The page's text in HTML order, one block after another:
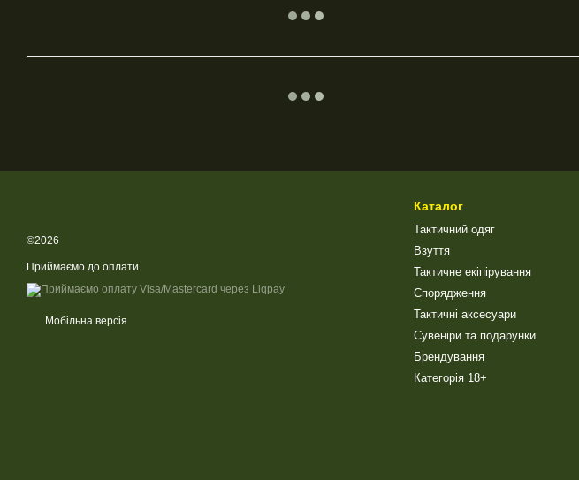
©2026
Приймаємо до оплати
Мобільна версія
Каталог
Тактичний одяг
Взуття
Тактичне екіпірування
Спорядження
Тактичні аксесуари
Сувеніри та подарунки
Брендування
Категорія 18+